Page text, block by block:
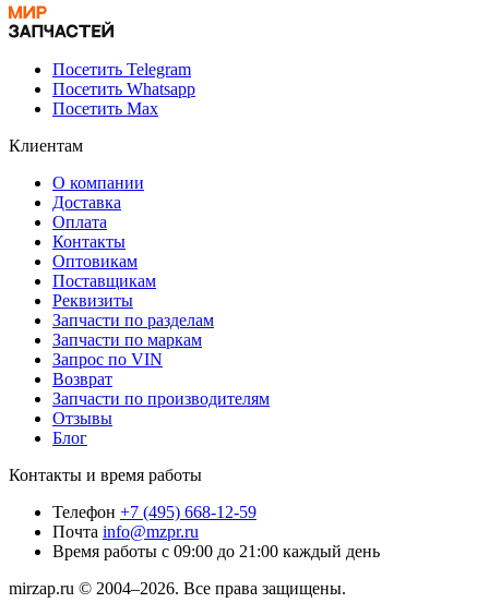
Посетить Telegram
Посетить Whatsapp
Посетить Max
Клиентам
О компании
Доставка
Оплата
Контакты
Оптовикам
Поставщикам
Реквизиты
Запчасти по разделам
Запчасти по маркам
Запрос по VIN
Возврат
Запчасти по производителям
Отзывы
Блог
Контакты и время работы
Телефон +7 (495) 668-12-59
Почта info@mzpr.ru
Время работы с 09:00 до 21:00 каждый день
mirzap.ru © 2004–2026. Все права защищены.